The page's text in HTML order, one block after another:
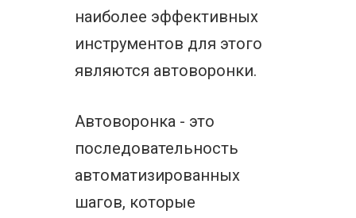
наиболее эффективных
инструментов для этого
являются автоворонки.
Автоворонка - это
последовательность
автоматизированных
шагов, которые